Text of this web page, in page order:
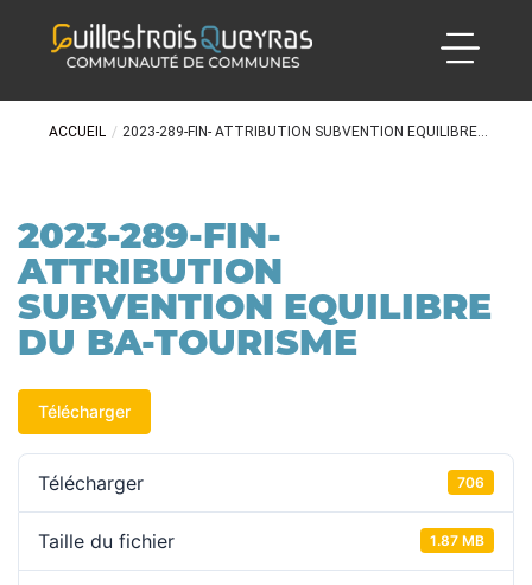
ACCUEIL / 2023-289-FIN- ATTRIBUTION SUBVENTION EQUILIBRE...
2023-289-FIN-
ATTRIBUTION
SUBVENTION EQUILIBRE
DU BA-TOURISME
Télécharger
Télécharger 706
Taille du fichier 1.87 MB